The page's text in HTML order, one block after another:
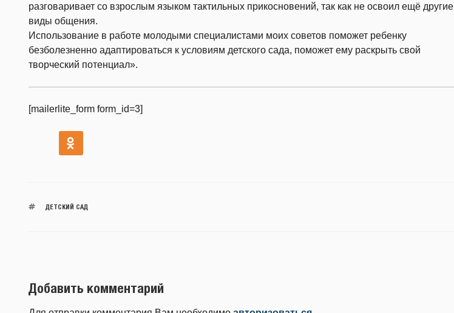
разговаривает со взрослым языком тактильных прикосновений, так как не освоил ещё другие
виды общения.
Использование в работе молодыми специалистами моих советов поможет ребенку
безболезненно адаптироваться к условиям детского сада, поможет ему раскрыть свой
творческий потенциал».
[mailerlite_form form_id=3]
ДЕТСКИЙ САД
Добавить комментарий